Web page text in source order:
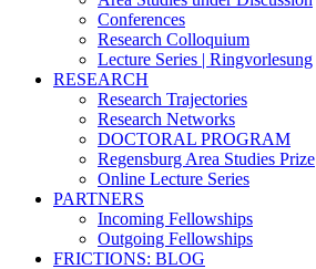
Conferences
Research Colloquium
Lecture Series | Ringvorlesung
RESEARCH
Research Trajectories
Research Networks
DOCTORAL PROGRAM
Regensburg Area Studies Prize
Online Lecture Series
PARTNERS
Incoming Fellowships
Outgoing Fellowships
FRICTIONS: BLOG